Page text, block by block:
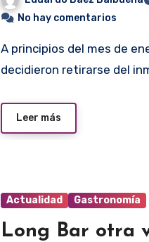
No hay comentarios
A principios del mes de enero los propietarios del Long Bar
decidieron retirarse del
Leer más
Actualidad Gastronomía
Long Bar otra